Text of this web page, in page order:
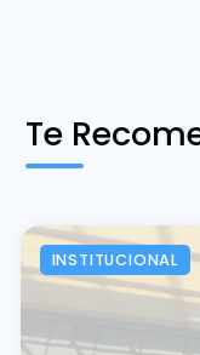
Te
INSTITUCIONAL